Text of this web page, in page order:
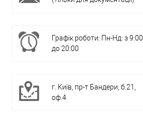
Графік роботи: Пн-Нд: з 9:00
до 20:00
г. Київ, пр-т Бандери, б.21,
оф.4